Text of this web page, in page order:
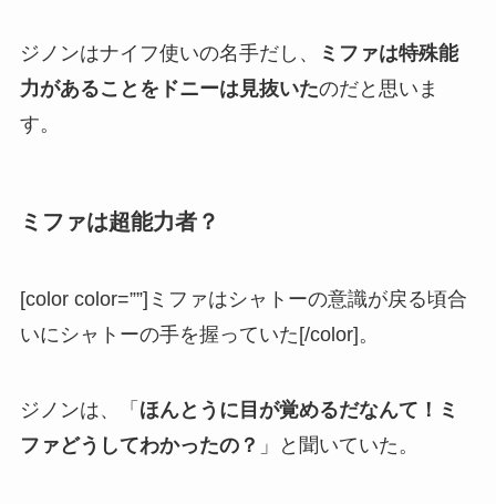
ジノンはナイフ使いの名手だし、
ミファは特殊能
力があることをドニーは見抜いたのだと思いま
す。
ミファは超能力者？
[color color=””]ミファはシャトーの意識が戻る頃合
いにシャトーの手を握っていた[/color]。
ジノンは、「 ほんとうに目が覚めるだなんて！ミ
ファどうしてわかったの？ 」と聞いていた。